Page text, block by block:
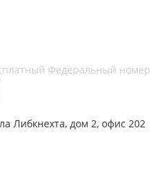
Федеральный номер
Либкнехта, дом 2, офис 202